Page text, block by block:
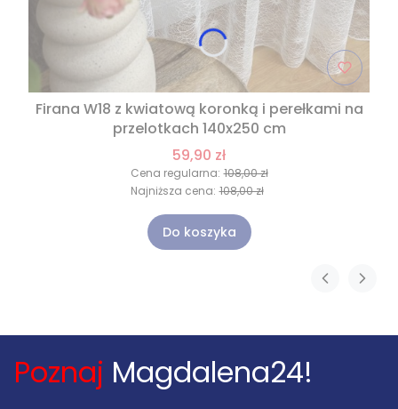
Firana W18 z kwiatową koronką i perełkami na
przelotkach 140x250 cm
59,90 zł
Cena regularna: 108,00 zł
Najniższa cena: 108,00 zł
Do koszyka
Poznaj Magdalena24!